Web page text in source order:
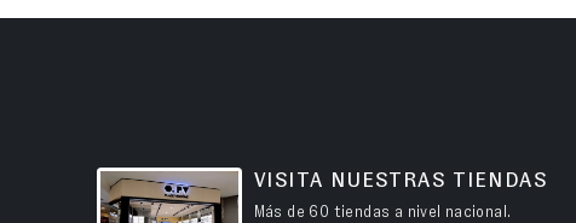
VISITA NUESTRAS TIENDAS
Más de 60 tiendas a nivel nacional.